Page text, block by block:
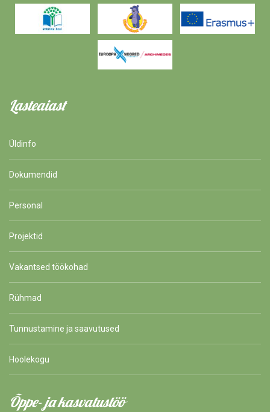
Lasteaiast
Üldinfo
Dokumendid
Personal
Projektid
Vakantsed töökohad
Rühmad
Tunnustamine ja saavutused
Hoolekogu
Õppe- ja kasvatustöö